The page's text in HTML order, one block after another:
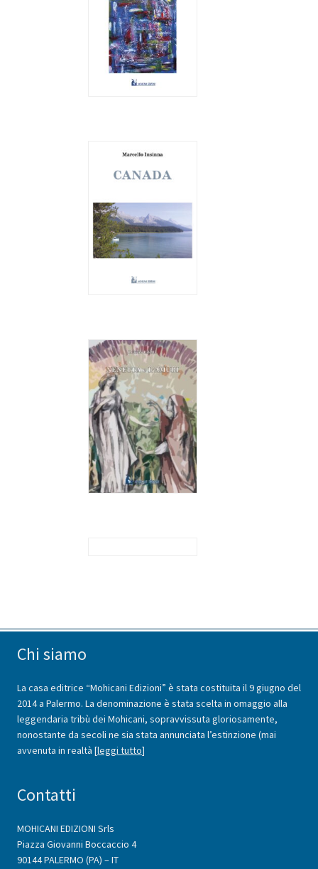
Chi siamo
La casa editrice “Mohicani Edizioni” è stata costituita il 9 giugno del
2014 a Palermo. La denominazione è stata scelta in omaggio alla
leggendaria tribù dei Mohicani, sopravvissuta gloriosamente,
nonostante da secoli ne sia stata annunciata l’estinzione (mai
avvenuta in realtà [leggi tutto]
Contatti
MOHICANI EDIZIONI Srls
Piazza Giovanni Boccaccio 4
90144 PALERMO (PA) – IT